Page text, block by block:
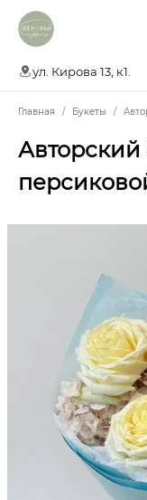
ул. Кирова 13, к1.
Главная Букеты
Авторский